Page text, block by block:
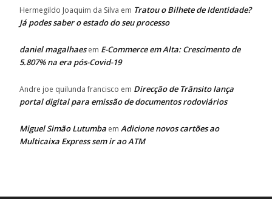
Hermegildo Joaquim da Silva em Tratou o Bilhete de Identidade?
Já podes saber o estado do seu processo
daniel magalhaesem E-Commerce em Alta: Crescimento de
5.807% na era pós-Covid-19
Andre joe quilunda francisco em Direcção de Trânsito lança
portal digital para emissão de documentos rodoviários
Miguel Simão Lutumba em Adicione novos cartões ao
Multicaixa Express sem ir ao ATM